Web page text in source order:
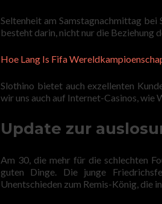
Seltenheit am Samstagnachmittag
besteht darin, nicht nur die Beziehung
Hoe Lang Is Fifa
Slothino bietet auch exzellenten
wir uns auch auf Internet-Casinos, wie
Update zur
Am 30, die mehr für die schlechten
guten Dinge. Die junge
Unentschieden zum Remis-König, die